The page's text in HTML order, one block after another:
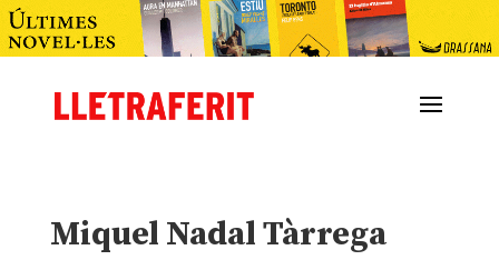
Miquel Nadal Tàrrega